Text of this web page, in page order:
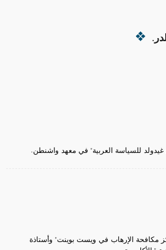
للسياسة العربية" في معهد واشنطن.
مكافحة الإرهاب في ويست بوينت" وأستاذة
.